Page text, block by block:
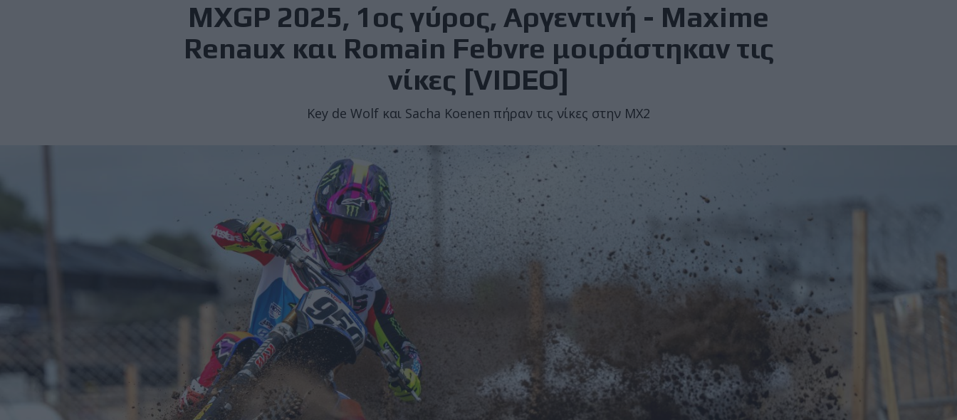
MXGP 2025, 1ος γύρος, Αργεντινή - Maxime
Renaux και Romain Febvre μοιράστηκαν τις
νίκες [VIDEO]
Key de Wolf και Sacha Koenen πήραν τις νίκες στην MX2